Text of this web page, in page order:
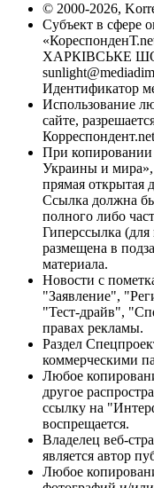
© 2000-2026,
Субъект в сфере
ХАРКІВСЬКЕ
Идентификатор
Использование
сайте,
При копировании
Украины и мира»,
прямая открытая
Ссылка должна
полного либо
Гиперссылка
размещена в
материала.
Новости с
"Заявление",
"Тест-драйв",
правах рекламы.
Раздел
коммерческими
Любое
другое
ссылку на
воспрещается.
Владелец веб-
является автор
Любое